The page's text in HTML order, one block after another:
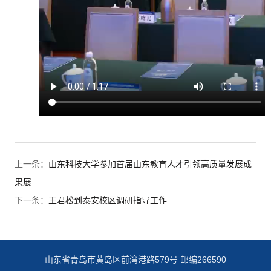
上一条： 山东科技大学参加首届山东教育人才引领高质量发展成
果展
下一条： 王君松到泰安校区调研指导工作
山东省青岛市黄岛区前湾港路579号 邮编266590